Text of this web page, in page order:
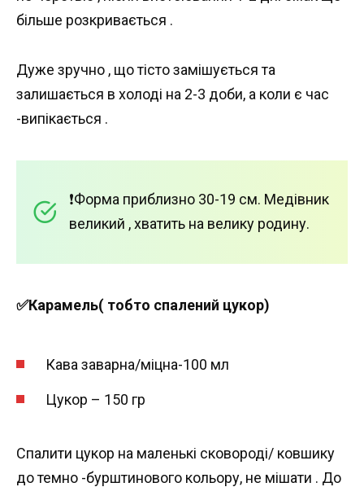
більше розкривається .
Дуже зручно , що тісто замішується та
залишається в холоді на 2-3 доби, а коли є час
-випікається .
❗️Форма приблизно 30-19 см. Медівник
великий , хватить на велику родину.
✅Карамель( тобто спалений цукор)
Кава заварна/міцна-100 мл
Цукор – 150 гр
Спалити цукор на маленькі сковороді/ ковшику
до темно -бурштинового кольору, не мішати . До